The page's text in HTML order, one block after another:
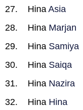
Hina Asia
Hina Marjan
Hina Samiya
Hina Saiqa
Hina Nazira
Hina Hina